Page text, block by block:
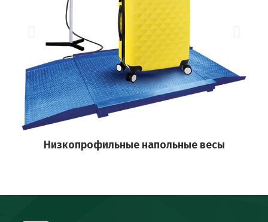
Низкопрофильные напольные весы